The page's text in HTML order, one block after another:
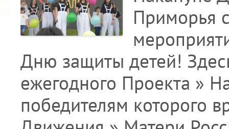
Приморья
Дню защиты детей!
ежегодного Проекта »
победителям которого